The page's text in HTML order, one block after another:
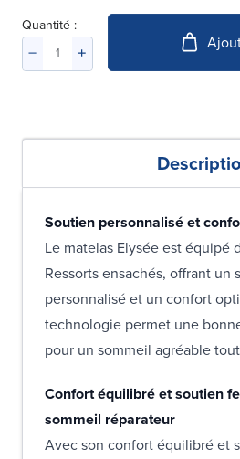
Quantité :
Soutien personnalisé et
Le matelas Elysée est équipé
Ressorts ensachés, offrant un
personnalisé et un confort
technologie permet une
pour un sommeil agréable
Confort équilibré et soutien
sommeil réparateur
Avec son confort équilibré et